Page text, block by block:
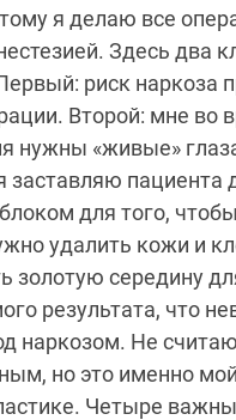
я делаю все
Здесь два
риск наркоза
Второй: мне во
нужны «живые»
заставляю пациента
для того,
удалить кожи и
золотую середину
результата, что
наркозом. Не
но это именно
Четыре